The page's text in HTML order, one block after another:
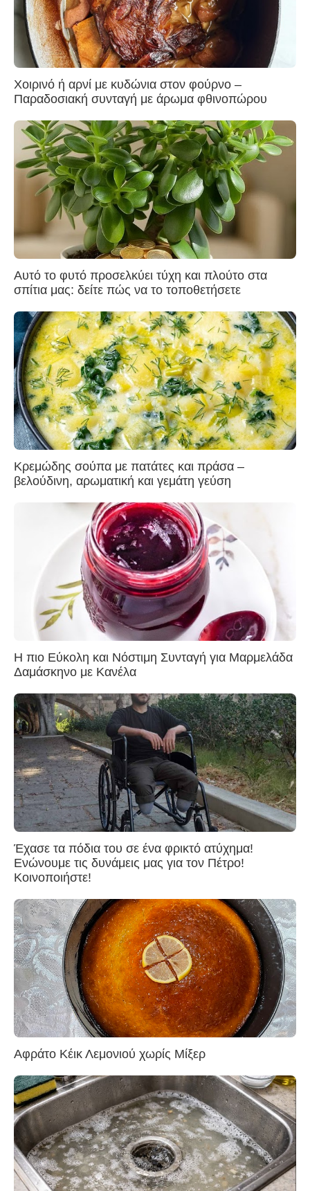
Χοιρινό ή αρνί με κυδώνια στον φούρνο –
Παραδοσιακή συνταγή με άρωμα φθινοπώρου
Αυτό το φυτό προσελκύει τύχη και πλούτο στα
σπίτια μας: δείτε πώς να το τοποθετήσετε
Κρεμώδης σούπα με πατάτες και πράσα –
βελούδινη, αρωματική και γεμάτη γεύση
Η πιο Εύκολη και Νόστιμη Συνταγή για Μαρμελάδα
Δαμάσκηνο με Κανέλα
Έχασε τα πόδια του σε ένα φρικτό ατύχημα!
Ενώνουμε τις δυνάμεις μας για τον Πέτρο!
Κοινοποιήστε!
Αφράτο Κέικ Λεμονιού χωρίς Μίξερ